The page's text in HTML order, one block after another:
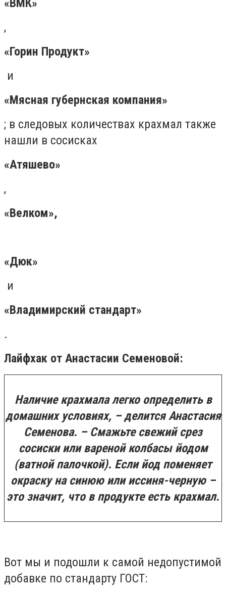
«ВМК»
,
«Горин Продукт»
и
«Мясная губернская компания»
; в следовых количествах крахмал также
нашли в сосисках
«Атяшево»
,
«Велком»,
«Дюк»
и
«Владимирский стандарт»
.
Лайфхак от Анастасии Семеновой:
Наличие крахмала легко определить в
домашних условиях, – делится Анастасия
Семенова. – Смажьте свежий срез
сосиски или вареной колбасы йодом
(ватной палочкой). Если йод поменяет
окраску на синюю или иссиня-черную –
это значит, что в продукте есть крахмал.
Вот мы и подошли к самой недопустимой
добавке по стандарту ГОСТ: